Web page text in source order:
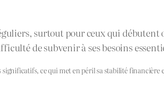
surtout pour ceux qui
de subvenir à ses besoins
ce qui met en péril sa stabilité